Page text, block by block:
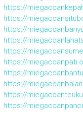
https://
https://
https://
https://
https://
https://
https://
https://
https://
https://